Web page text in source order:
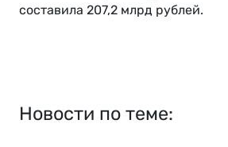
составила 207,2 млрд рублей.
Новости по теме: